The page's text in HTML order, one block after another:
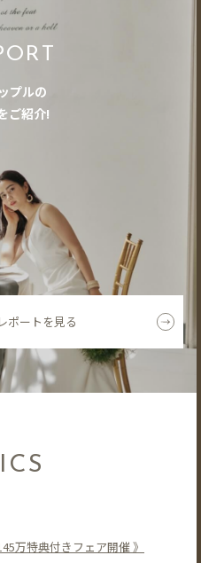
プルの
ご紹介!
ポートを見る
万特典付きフェア開催 》